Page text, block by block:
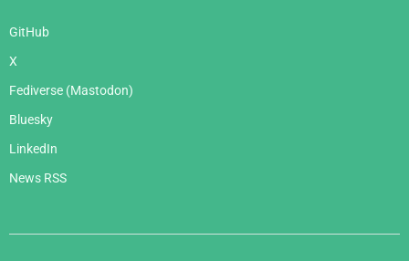
GitHub
X
Fediverse (Mastodon)
Bluesky
LinkedIn
News RSS